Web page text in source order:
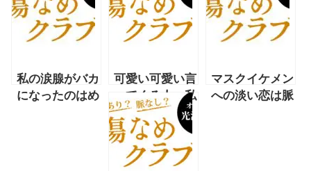
私の涙腺がバカ
になったのはめ
可愛い可愛い言
ってくる人、私
を見下してます
よね？【光浦靖
子お悩み相談連
載】
マスクイケメン
への淡い恋は脈